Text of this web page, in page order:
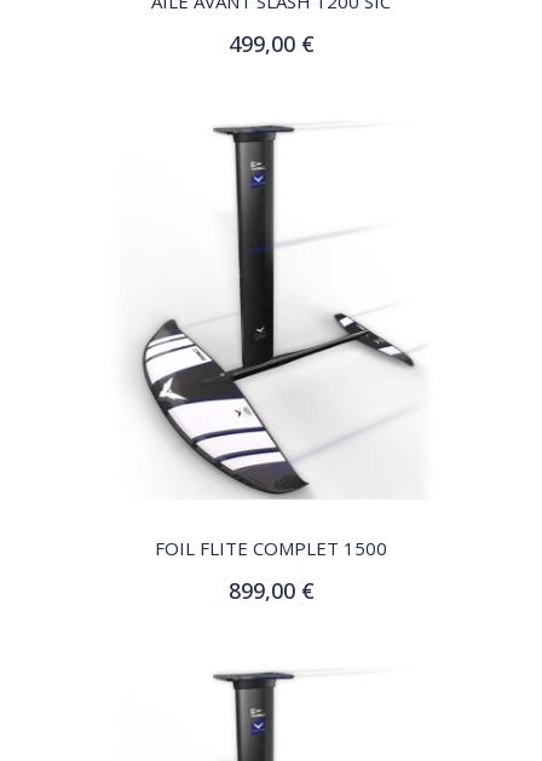
499,00 €
Ajouter au panier
QUICK VIEW
FOIL FLITE COMPLET 1500
899,00 €
Ajouter au panier